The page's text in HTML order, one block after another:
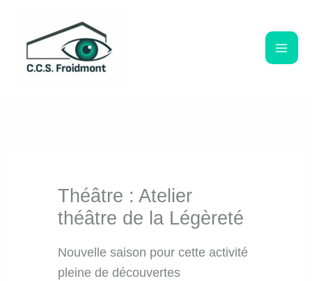
contenu
Théâtre : Atelier
théâtre de la Légèreté
Nouvelle saison pour cette activité
pleine de découvertes